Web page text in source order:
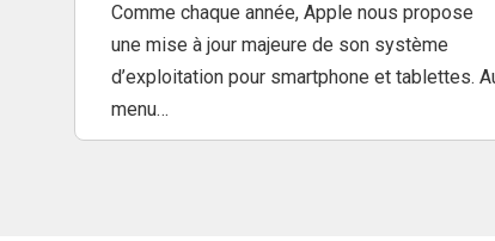
Comme chaque année, Apple nous propose
une mise à jour majeure de son système
d’exploitation pour smartphone et tablettes.
menu…